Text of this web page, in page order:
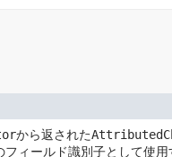
から返された
フィールド識別子として使用